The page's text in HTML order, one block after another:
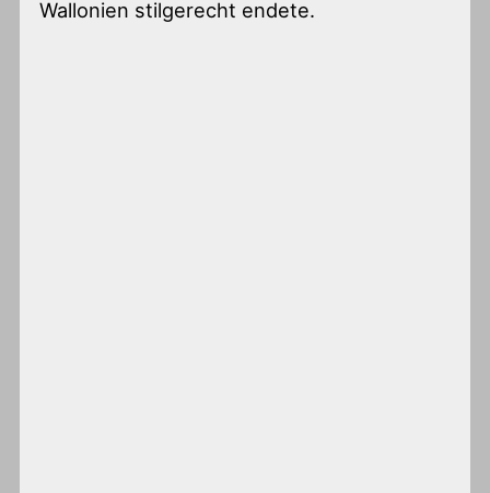
Wallonien stilgerecht endete.